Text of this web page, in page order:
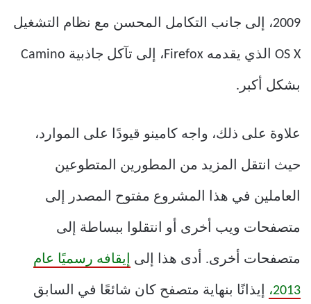
2009، إلى جانب التكامل المحسن مع نظام التشغيل
OS X الذي يقدمه Firefox، إلى تآكل جاذبية Camino
بشكل أكبر.
علاوة على ذلك، واجه كامينو قيودًا على الموارد،
حيث انتقل المزيد من المطورين المتطوعين
العاملين في هذا المشروع مفتوح المصدر إلى
متصفحات ويب أخرى أو انتقلوا ببساطة إلى
متصفحات أخرى. أدى هذا إلى إيقافه رسميًا عام
2013، إيذانًا بنهاية متصفح كان شائعًا في السابق